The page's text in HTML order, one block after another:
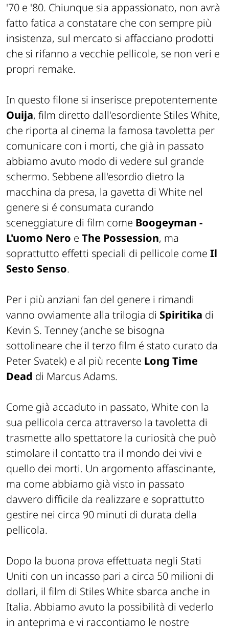
'70 e '80. Chiunque sia appassionato, non avrà
fatto fatica a constatare che con sempre più
insistenza, sul mercato si affacciano prodotti
che si rifanno a vecchie pellicole, se non veri e
propri remake.
In questo filone si inserisce prepotentemente
Ouija, film diretto dall'esordiente Stiles White,
che riporta al cinema la famosa tavoletta per
comunicare con i morti, che già in passato
abbiamo avuto modo di vedere sul grande
schermo. Sebbene all'esordio dietro la
macchina da presa, la gavetta di White nel
genere si é consumata curando
sceneggiature di film come Boogeyman -
L'uomo Nero e The Possession, ma
soprattutto effetti speciali di pellicole come Il
Sesto Senso.
Per i più anziani fan del genere i rimandi
vanno ovviamente alla trilogia di Spiritika di
Kevin S. Tenney (anche se bisogna
sottolineare che il terzo film é stato curato da
Peter Svatek) e al più recente Long Time
Dead di Marcus Adams.
Come già accaduto in passato, White con la
sua pellicola cerca attraverso la tavoletta di
trasmette allo spettatore la curiosità che può
stimolare il contatto tra il mondo dei vivi e
quello dei morti. Un argomento affascinante,
ma come abbiamo già visto in passato
davvero difficile da realizzare e soprattutto
gestire nei circa 90 minuti di durata della
pellicola.
Dopo la buona prova effettuata negli Stati
Uniti con un incasso pari a circa 50 milioni di
dollari, il film di Stiles White sbarca anche in
Italia. Abbiamo avuto la possibilità di vederlo
in anteprima e vi raccontiamo le nostre